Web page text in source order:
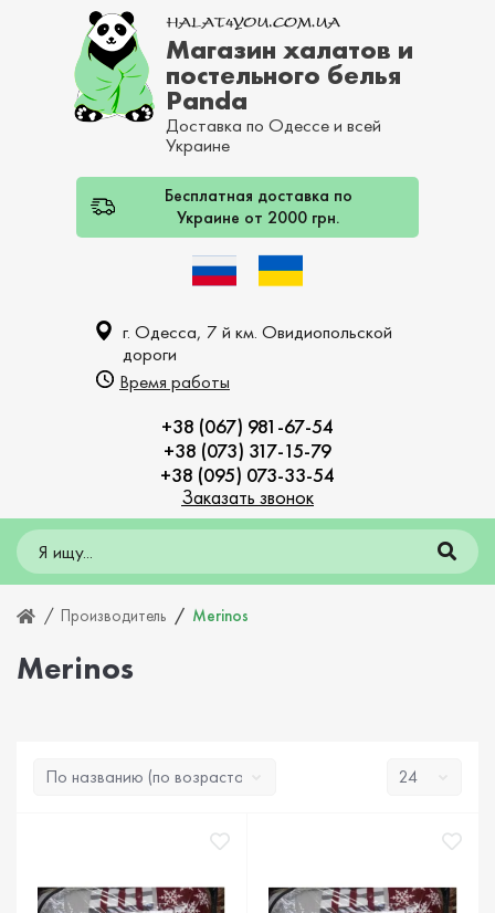
Магазин халатов и
постельного белья
Panda
Доставка по Одессе и всей
Украине
Бесплатная доставка по
Украине от 2000 грн.
г. Одесса, 7 й км. Овидиопольской
дороги
Время работы
+38 (067) 981-67-54
+38 (073) 317-15-79
+38 (095) 073-33-54
Заказать звонок
Производитель Merinos
Merinos